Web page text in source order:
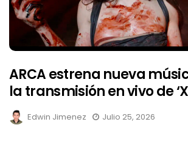
ARCA estrena nueva
la transmisión en vivo de
Edwin Jimenez Julio 25, 2026